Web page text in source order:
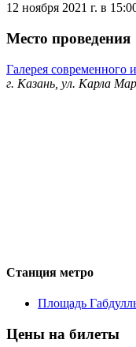
12 ноября 2021 г. в
Место проведения
Галерея современного
г. Казань, ул. Карла
Станция метро
Площадь
Цены на билеты